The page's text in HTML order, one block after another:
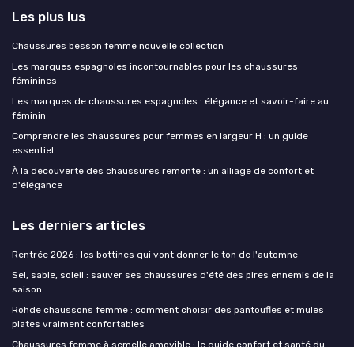
Les plus lus
Chaussures besson femme nouvelle collection
Les marques espagnoles incontournables pour les chaussures
féminines
Les marques de chaussures espagnoles : élégance et savoir-faire au
féminin
Comprendre les chaussures pour femmes en largeur H : un guide
essentiel
À la découverte des chaussures remonte : un alliage de confort et
d'élégance
Les derniers articles
Rentrée 2026 : les bottines qui vont donner le ton de l'automne
Sel, sable, soleil : sauver ses chaussures d'été des pires ennemis de la
saison
Rohde chaussons femme : comment choisir des pantoufles et mules
plates vraiment confortables
Chaussures femme à semelle amovible : le guide confort et santé du